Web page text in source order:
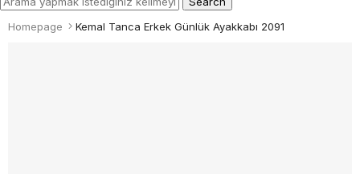
Homepage Kemal Tanca Erkek Günlük Ayakkabı 2091